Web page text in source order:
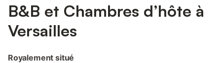
B&B et Chambres d’hôte à
Versailles
Royalement situé